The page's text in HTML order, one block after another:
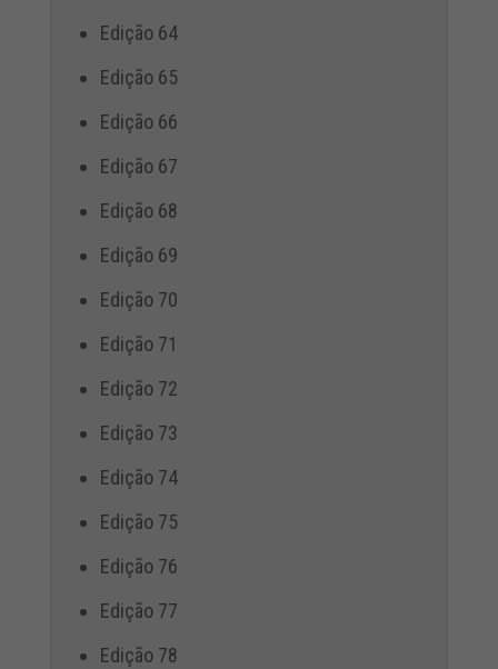
Edição 64
Edição 65
Edição 66
Edição 67
Edição 68
Edição 69
Edição 70
Edição 71
Edição 72
Edição 73
Edição 74
Edição 75
Edição 76
Edição 77
Edição 78